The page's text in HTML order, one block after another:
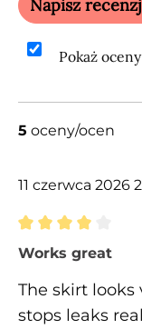
Napisz
Pokaż
5 oceny/ocen
11 czerwca 2026
Recenzja z
Works great
The skirt looks
stops leaks